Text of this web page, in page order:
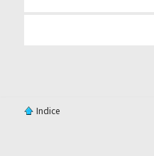
Indice